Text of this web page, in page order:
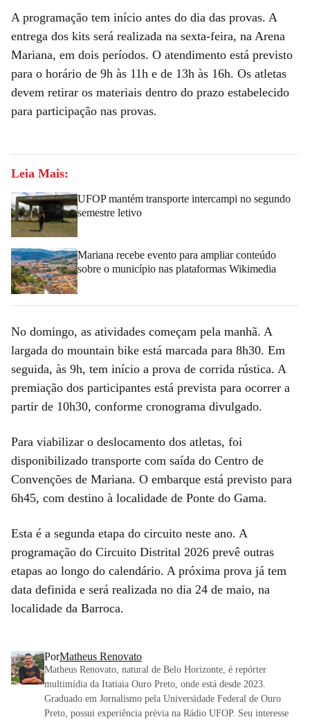
A programação tem início antes do dia das provas. A
entrega dos kits será realizada na sexta-feira, na Arena
Mariana, em dois períodos. O atendimento está previsto
para o horário de 9h às 11h e de 13h às 16h. Os atletas
devem retirar os materiais dentro do prazo estabelecido
para participação nas provas.
Leia Mais:
UFOP mantém transporte intercampi no segundo
semestre letivo
Mariana recebe evento para ampliar conteúdo
sobre o município nas plataformas Wikimedia
No domingo, as atividades começam pela manhã. A
largada do mountain bike está marcada para 8h30. Em
seguida, às 9h, tem início a prova de corrida rústica. A
premiação dos participantes está prevista para ocorrer a
partir de 10h30, conforme cronograma divulgado.
Para viabilizar o deslocamento dos atletas, foi
disponibilizado transporte com saída do Centro de
Convenções de Mariana. O embarque está previsto para
6h45, com destino à localidade de Ponte do Gama.
Esta é a segunda etapa do circuito neste ano. A
programação do Circuito Distrital 2026 prevê outras
etapas ao longo do calendário. A próxima prova já tem
data definida e será realizada no dia 24 de maio, na
localidade da Barroca.
PorMatheus Renovato
Matheus Renovato, natural de Belo Horizonte, é repórter
multimídia da Itatiaia Ouro Preto, onde está desde 2023.
Graduado em Jornalismo pela Universidade Federal de Ouro
Preto, possui experiência prévia na Rádio UFOP. Seu interesse